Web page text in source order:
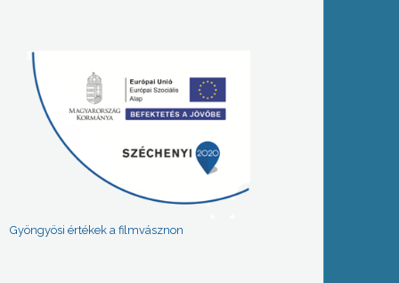
Gyöngyösi értékek a filmvásznon